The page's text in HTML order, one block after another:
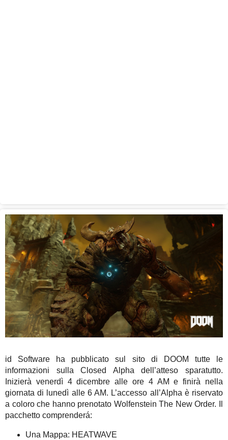
id Software ha pubblicato sul sito di DOOM tutte le
informazioni sulla Closed Alpha dell’atteso sparatutto.
Inizierà venerdì 4 dicembre alle ore 4 AM e finirà nella
giornata di lunedì alle 6 AM. L’accesso all’Alpha è riservato
a coloro che hanno prenotato Wolfenstein The New Order. Il
pacchetto comprenderá:
Una Mappa: HEATWAVE